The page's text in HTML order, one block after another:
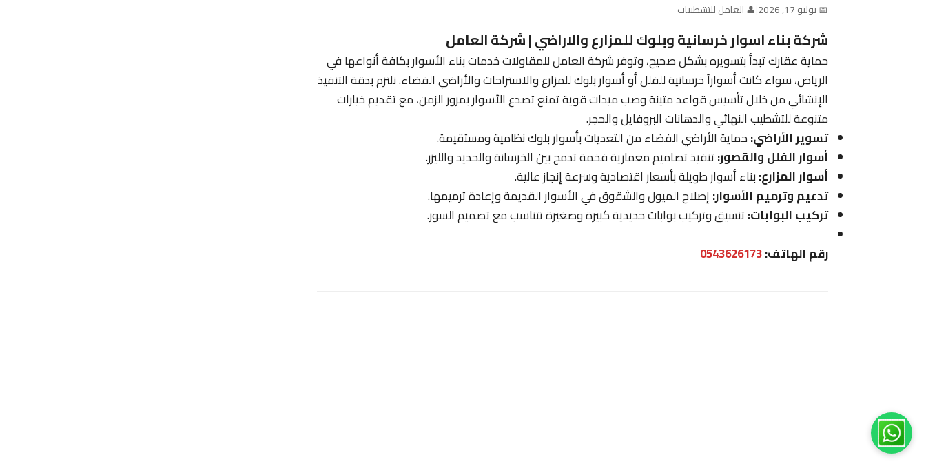
📅 يوليو 17, 2026 |👤 العامل للتشطيبات
شركة بناء اسوار خرسانية وبلوك للمزارع والاراضي | شركة العامل
حماية عقارك تبدأ بتسويره بشكل صحيح، وتوفر شركة العامل للمقاولات خدمات بناء الأسوار بكافة أنواعها في
الرياض، سواء كانت أسواراً خرسانية للفلل أو أسوار بلوك للمزارع والاستراحات والأراضي الفضاء. نلتزم بدقة التنفيذ
الإنشائي من خلال تأسيس قواعد متينة وصب ميدات قوية تمنع تصدع الأسوار بمرور الزمن، مع تقديم خيارات
متنوعة للتشطيب النهائي والدهانات البروفايل والحجر.
تسوير الأراضي:حماية الأراضي الفضاء من التعديات بأسوار بلوك نظامية ومستقيمة.
أسوار الفلل والقصور:تنفيذ تصاميم معمارية فخمة تدمج بين الخرسانة والحديد والليزر.
أسوار المزارع:بناء أسوار طويلة بأسعار اقتصادية وسرعة إنجاز عالية.
تدعيم وترميم الأسوار:إصلاح الميول والشقوق في الأسوار القديمة وإعادة ترميمها.
تركيب البوابات:تنسيق وتركيب بوابات حديدية كبيرة وصغيرة تتناسب مع تصميم السور.
رقم الهاتف:0543626173
1